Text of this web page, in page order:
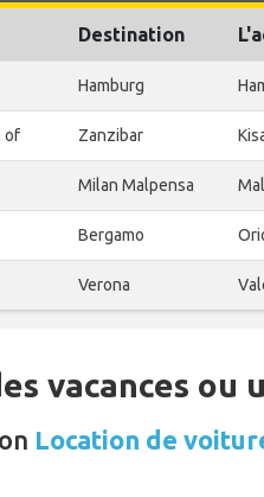
Destination
Hamburg
of Zanzibar
Milan Malpensa
Bergamo
Verona
vacances ou
Location de